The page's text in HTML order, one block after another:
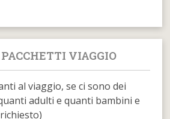
VIAGGIO
al viaggio, se ci sono dei
adulti e quanti bambini e